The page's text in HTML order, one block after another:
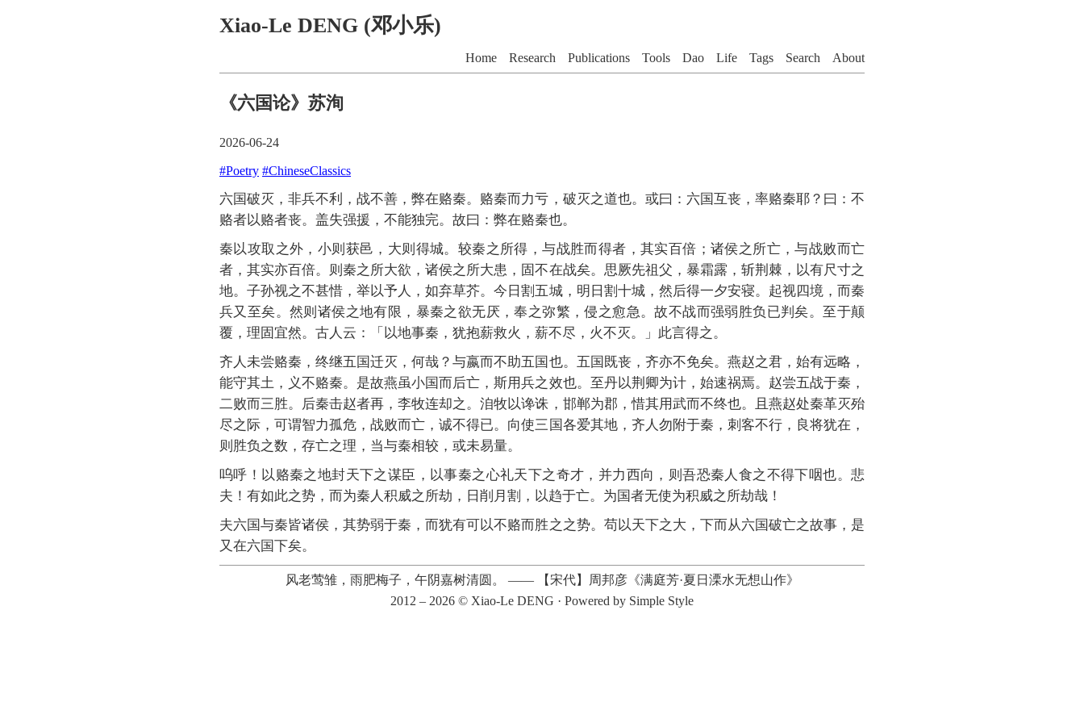
Xiao-Le DENG (邓小乐)
Home Research Publications Tools Dao Life Tags Search About
《六国论》苏洵
2026-06-24
#Poetry #ChineseClassics
六国破灭，非兵不利，战不善，弊在赂秦。赂秦而力亏，破灭之道也。或曰：六国互丧，率赂秦耶？曰：不
赂者以赂者丧。盖失强援，不能独完。故曰：弊在赂秦也。
秦以攻取之外，小则获邑，大则得城。较秦之所得，与战胜而得者，其实百倍；诸侯之所亡，与战败而亡
者，其实亦百倍。则秦之所大欲，诸侯之所大患，固不在战矣。思厥先祖父，暴霜露，斩荆棘，以有尺寸之
地。子孙视之不甚惜，举以予人，如弃草芥。今日割五城，明日割十城，然后得一夕安寝。起视四境，而秦
兵又至矣。然则诸侯之地有限，暴秦之欲无厌，奉之弥繁，侵之愈急。故不战而强弱胜负已判矣。至于颠
覆，理固宜然。古人云：「以地事秦，犹抱薪救火，薪不尽，火不灭。」此言得之。
齐人未尝赂秦，终继五国迁灭，何哉？与嬴而不助五国也。五国既丧，齐亦不免矣。燕赵之君，始有远略，
能守其土，义不赂秦。是故燕虽小国而后亡，斯用兵之效也。至丹以荆卿为计，始速祸焉。赵尝五战于秦，
二败而三胜。后秦击赵者再，李牧连却之。洎牧以谗诛，邯郸为郡，惜其用武而不终也。且燕赵处秦革灭殆
尽之际，可谓智力孤危，战败而亡，诚不得已。向使三国各爱其地，齐人勿附于秦，刺客不行，良将犹在，
则胜负之数，存亡之理，当与秦相较，或未易量。
呜呼！以赂秦之地封天下之谋臣，以事秦之心礼天下之奇才，并力西向，则吾恐秦人食之不得下咽也。悲
夫！有如此之势，而为秦人积威之所劫，日削月割，以趋于亡。为国者无使为积威之所劫哉！
夫六国与秦皆诸侯，其势弱于秦，而犹有可以不赂而胜之之势。苟以天下之大，下而从六国破亡之故事，是
又在六国下矣。
风老莺雏，雨肥梅子，午阴嘉树清圆。 ——
【宋代】周邦彦《满庭芳·夏日溧水无想山作》
2012 – 2026 © Xiao-Le DENG · Powered by Simple Style